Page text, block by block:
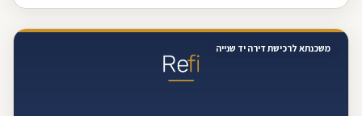
משכנתא לרכישת דירה יד שנייה